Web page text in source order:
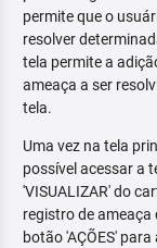
permite que o
resolver
tela permite a
ameaça a ser
tela.
Uma vez na tela
possível acessar a
'VISUALIZAR' do
registro de ameaça
botão 'AÇÕES'